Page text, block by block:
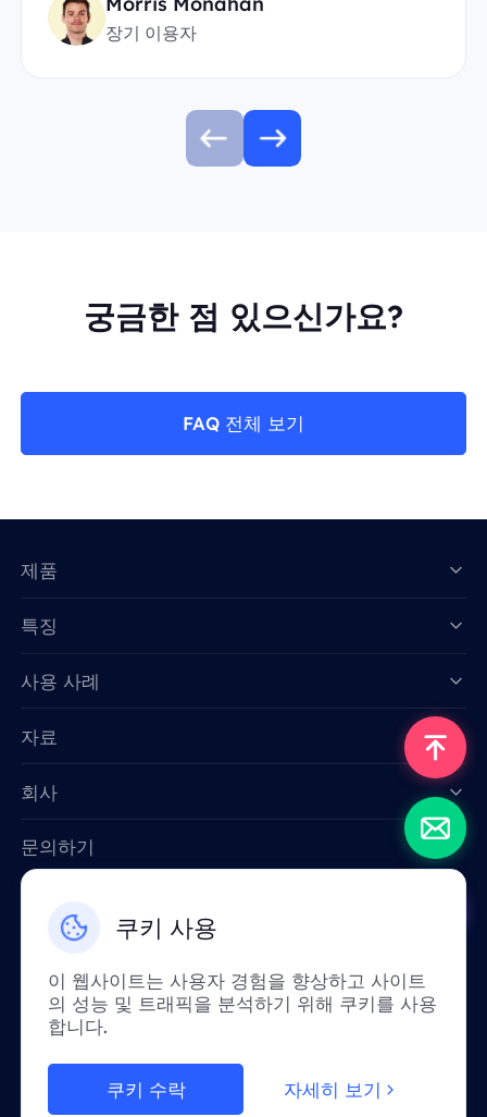
장기 이용자
궁금한 점 있으신가요?
FAQ 전체 보기
쿠키 사용
이 웹사이트는 사용자 경험을 향상하고 사이트
의 성능 및 트래픽을 분석하기 위해 쿠키를 사용
합니다.
쿠키 수락 자세히 보기
제품
특징
사용 사례
자료
회사
문의하기
한국인
수 없습니다. 이해해 주셔서 정말 감사합니다!